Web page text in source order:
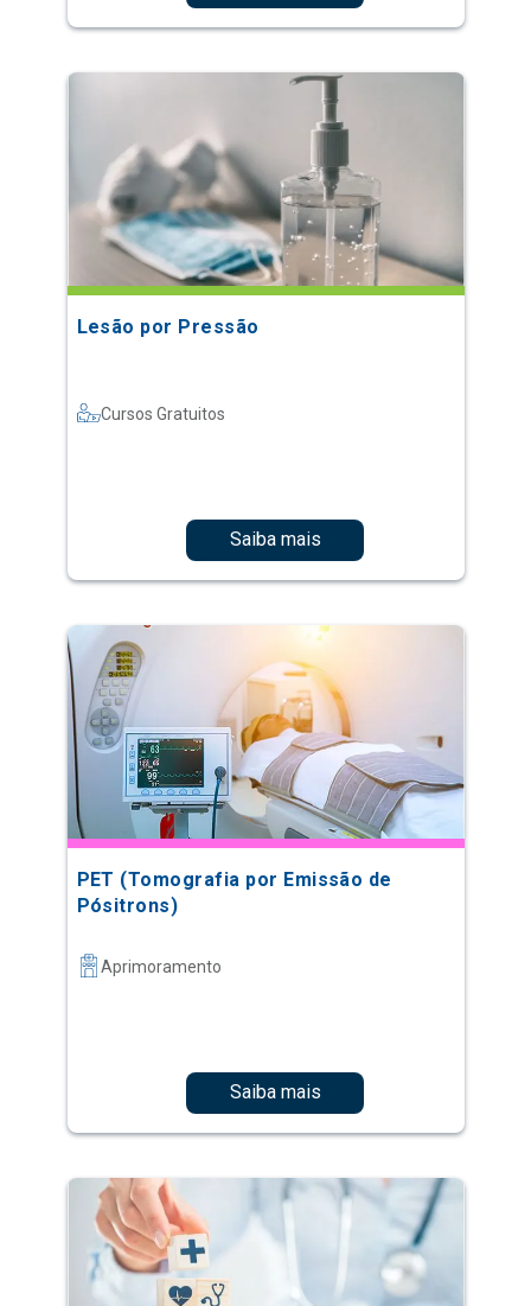
Lesão por Pressão
Cursos Gratuitos
Saiba mais
PET (Tomografia por Emissão de
Pósitrons)
Aprimoramento
Saiba mais